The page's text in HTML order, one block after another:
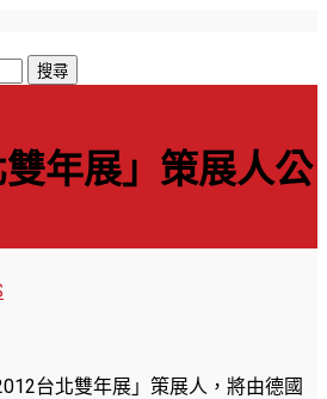
雙年展」策展人公
台北雙年展」策展人，將由德國